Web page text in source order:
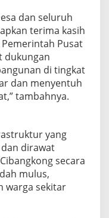
dan seluruh
terima kasih
Pusat
dukungan
di tingkat
dan menyentuh
tambahnya.
yang
dirawat
secara
mulus,
warga sekitar